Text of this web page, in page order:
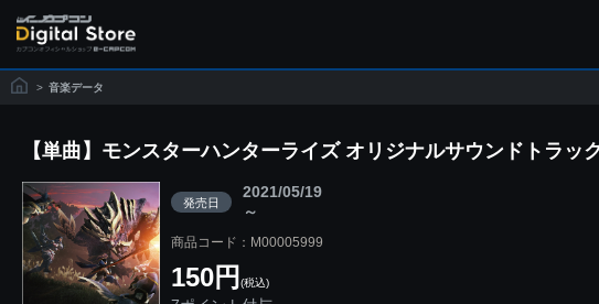
> 音楽データ
【単曲】モンスターハンターライズ オリジナルサウンドトラ
発売日
2021/05/19
～
商品コード：M00005999
150円 (税込)